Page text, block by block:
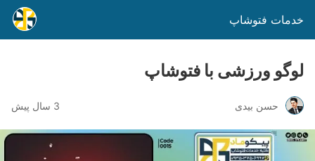
خدمات فتوشاپ
لوگو ورزشی با فتوشاپ
حسن بیدی 3 سال پیش